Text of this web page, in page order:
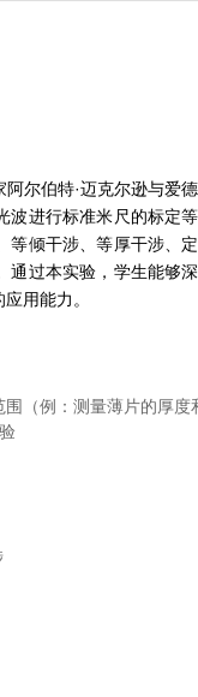
尔伯特·迈克尔逊与爱
进行标准米尺的标定
倾干涉、等厚干涉、
过本实验，学生能够
用能力。
（例：测量薄片的厚度